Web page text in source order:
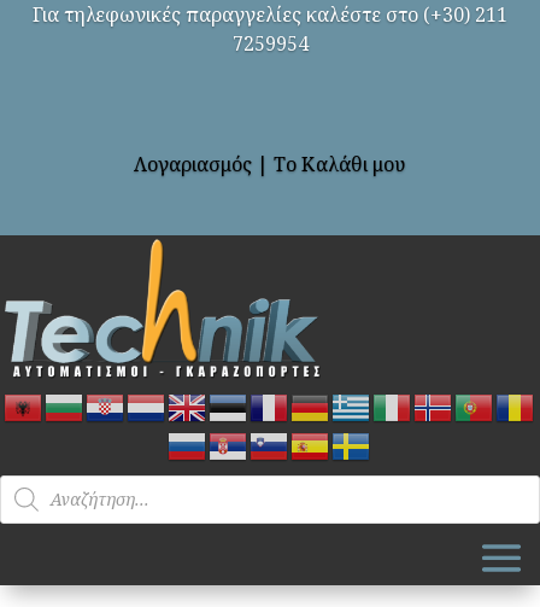
Για τηλεφωνικές παραγγελίες καλέστε στο (+30) 211
7259954
Λογαριασμός | Το Καλάθι μου
Products
search